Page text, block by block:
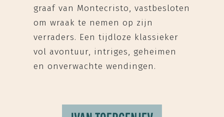
graaf van Montecristo, vastbesloten
om wraak te nemen op zijn
verraders. Een tijdloze klassieker
vol avontuur, intriges, geheimen
en onverwachte wendingen.